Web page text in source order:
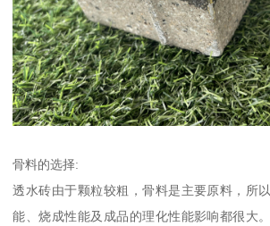
骨料的选择:
透水砖由于颗粒较粗，骨料是主要原料，所
能、烧成性能及成品的理化性能影响都很大